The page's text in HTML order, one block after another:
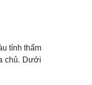
tính thẩm
chủ. Dưới